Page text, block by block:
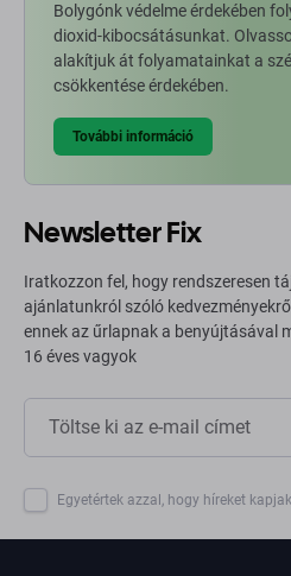
Bolygónk védelme érdekében
dioxid-kibocsátásunkat.
alakítjuk át folyamatainkat a
csökkentése érdekében.
További információ
Newsletter Fix
Iratkozzon fel, hogy rendszeresen
ajánlatunkról szóló
ennek az űrlapnak a benyújtásával
16 éves vagyok
Egyetértek azzal, hogy híreket kapjak